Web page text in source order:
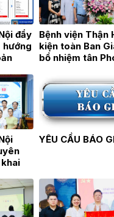
đẩy
hướng
Bệnh viện Thận
kiện toàn Ban
bổ nhiệm tân
Bích Hằng
Hoài
YÊU CẦU BÁO